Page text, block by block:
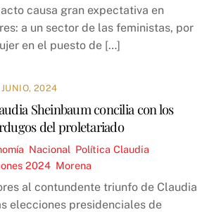
causa gran expectativa en
a un sector de las feministas, por
en el puesto de […]
2024
Sheinbaum concilia con los
del proletariado
Nacional Política Claudia
2024 Morena
al contundente triunfo de Claudia
elecciones presidenciales de